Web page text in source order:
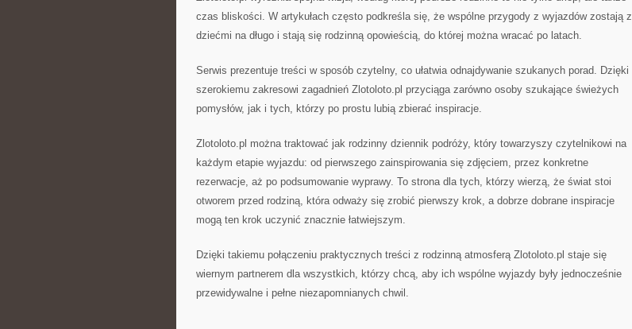
czas bliskości. W artykułach często podkreśla się, że wspólne przygody z wyjazdów zostają z
dziećmi na długo i stają się rodzinną opowieścią, do której można wracać po latach.
Serwis prezentuje treści w sposób czytelny, co ułatwia odnajdywanie szukanych porad. Dzięki
szerokiemu zakresowi zagadnień Zlotoloto.pl przyciąga zarówno osoby szukające świeżych
pomysłów, jak i tych, którzy po prostu lubią zbierać inspiracje.
Zlotoloto.pl można traktować jak rodzinny dziennik podróży, który towarzyszy czytelnikowi na
każdym etapie wyjazdu: od pierwszego zainspirowania się zdjęciem, przez konkretne
rezerwacje, aż po podsumowanie wyprawy. To strona dla tych, którzy wierzą, że świat stoi
otworem przed rodziną, która odważy się zrobić pierwszy krok, a dobrze dobrane inspiracje
mogą ten krok uczynić znacznie łatwiejszym.
Dzięki takiemu połączeniu praktycznych treści z rodzinną atmosferą Zlotoloto.pl staje się
wiernym partnerem dla wszystkich, którzy chcą, aby ich wspólne wyjazdy były jednocześnie
przewidywalne i pełne niezapomnianych chwil.